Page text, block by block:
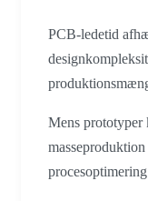
PCB-ledetid
Mens prototyper